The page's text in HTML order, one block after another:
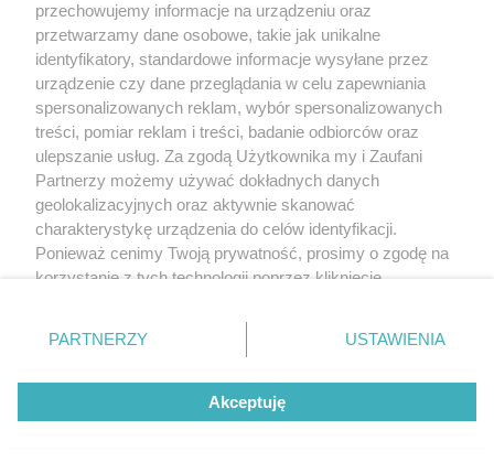
RZADKIE IMIONA
To imię brzmi jak nazwa
europejskiego kraju. W Polsce nosi
je zaledwie 3 kobiety
ZOBACZ WIĘCEJ
przechowujemy informacje na urządzeniu oraz
przetwarzamy dane osobowe, takie jak unikalne
identyfikatory, standardowe informacje wysyłane przez
urządzenie czy dane przeglądania w celu zapewniania
spersonalizowanych reklam, wybór spersonalizowanych
treści, pomiar reklam i treści, badanie odbiorców oraz
ulepszanie usług. Za zgodą Użytkownika my i Zaufani
Partnerzy możemy używać dokładnych danych
geolokalizacyjnych oraz aktywnie skanować
charakterystykę urządzenia do celów identyfikacji.
Ponieważ cenimy Twoją prywatność, prosimy o zgodę na
korzystanie z tych technologii poprzez kliknięcie
zmienić/wycofać klikając przycisk ustawień prywatności
znajdujący się w lewym dolnym rogu strony
rodzaje przetwarzania danych nie wymagają zgody
użytkownika, ale masz prawo sprzeciwić się takiemu
przetwarzaniu. Preferencje będą miały zastosowanie tylko
PARTNERZY USTAWIENIA
Akceptuję